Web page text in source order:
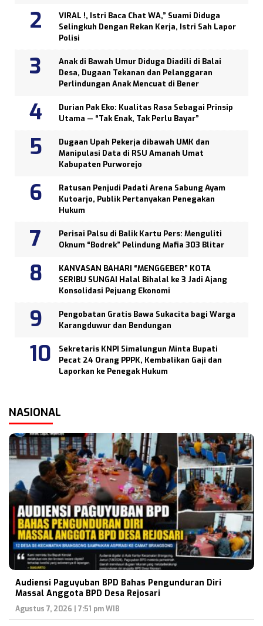
VIRAL !, Istri Baca Chat WA,” Suami Diduga
Selingkuh Dengan Rekan Kerja, Istri Sah Lapor
Polisi
Anak di Bawah Umur Diduga Diadili di Balai
Desa, Dugaan Tekanan dan Pelanggaran
Perlindungan Anak Mencuat di Bener
Durian Pak Eko: Kualitas Rasa Sebagai Prinsip
Utama — “Tak Enak, Tak Perlu Bayar”
Dugaan Upah Pekerja dibawah UMK dan
Manipulasi Data di RSU Amanah Umat
Kabupaten Purworejo
Ratusan Penjudi Padati Arena Sabung Ayam
Kutoarjo, Publik Pertanyakan Penegakan
Hukum
Perisai Palsu di Balik Kartu Pers: Menguliti
Oknum “Bodrek” Pelindung Mafia 303 Blitar
KANVASAN BAHARI “MENGGEBER” KOTA
SERIBU SUNGAI Halal Bihalal ke 3 Jadi Ajang
Konsolidasi Pejuang Ekonomi
Pengobatan Gratis Bawa Sukacita bagi Warga
Karangduwur dan Bendungan
Sekretaris KNPI Simalungun Minta Bupati
Pecat 24 Orang PPPK, Kembalikan Gaji dan
Laporkan ke Penegak Hukum
NASIONAL
Audiensi Paguyuban BPD Bahas Pengunduran Diri
Massal Anggota BPD Desa Rejosari
Agustus 7, 2026 | 7:51 pm WIB